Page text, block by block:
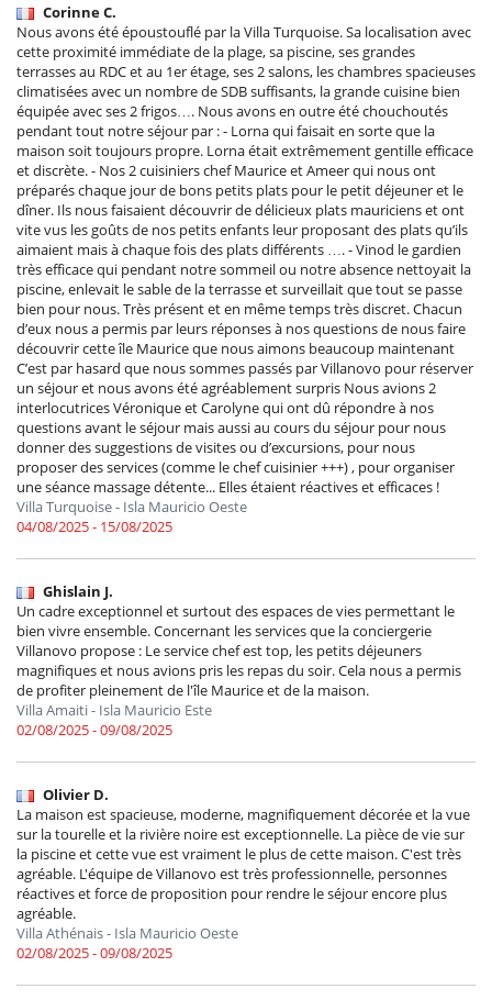
Corinne C.
Nous avons été époustouflé par la Villa Turquoise. Sa localisation avec
cette proximité immédiate de la plage, sa piscine, ses grandes
terrasses au RDC et au 1er étage, ses 2 salons, les chambres spacieuses
climatisées avec un nombre de SDB suffisants, la grande cuisine bien
équipée avec ses 2 frigos…. Nous avons en outre été chouchoutés
pendant tout notre séjour par : - Lorna qui faisait en sorte que la
maison soit toujours propre. Lorna était extrêmement gentille efficace
et discrète. - Nos 2 cuisiniers chef Maurice et Ameer qui nous ont
préparés chaque jour de bons petits plats pour le petit déjeuner et le
dîner. Ils nous faisaient découvrir de délicieux plats mauriciens et ont
vite vus les goûts de nos petits enfants leur proposant des plats qu’ils
aimaient mais à chaque fois des plats différents …. - Vinod le gardien
très efficace qui pendant notre sommeil ou notre absence nettoyait la
piscine, enlevait le sable de la terrasse et surveillait que tout se passe
bien pour nous. Très présent et en même temps très discret. Chacun
d’eux nous a permis par leurs réponses à nos questions de nous faire
découvrir cette île Maurice que nous aimons beaucoup maintenant
C’est par hasard que nous sommes passés par Villanovo pour réserver
un séjour et nous avons été agréablement surpris Nous avions 2
interlocutrices Véronique et Carolyne qui ont dû répondre à nos
questions avant le séjour mais aussi au cours du séjour pour nous
donner des suggestions de visites ou d’excursions, pour nous
proposer des services (comme le chef cuisinier +++) , pour organiser
une séance massage détente... Elles étaient réactives et efficaces !
Villa Turquoise - Isla Mauricio Oeste
04/08/2025 - 15/08/2025
Ghislain J.
Un cadre exceptionnel et surtout des espaces de vies permettant le
bien vivre ensemble. Concernant les services que la conciergerie
Villanovo propose : Le service chef est top, les petits déjeuners
magnifiques et nous avions pris les repas du soir. Cela nous a permis
de profiter pleinement de l'île Maurice et de la maison.
Villa Amaiti - Isla Mauricio Este
02/08/2025 - 09/08/2025
Olivier D.
La maison est spacieuse, moderne, magnifiquement décorée et la vue
sur la tourelle et la rivière noire est exceptionnelle. La pièce de vie sur
la piscine et cette vue est vraiment le plus de cette maison. C'est très
agréable. L'équipe de Villanovo est très professionnelle, personnes
réactives et force de proposition pour rendre le séjour encore plus
agréable.
Villa Athénais - Isla Mauricio Oeste
02/08/2025 - 09/08/2025